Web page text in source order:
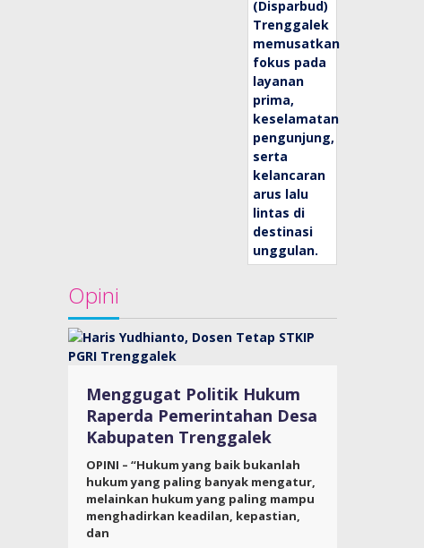
Opini
Menggugat Politik Hukum
Raperda Pemerintahan Desa
Kabupaten Trenggalek
OPINI – “Hukum yang baik bukanlah
hukum yang paling banyak mengatur,
melainkan hukum yang paling mampu
menghadirkan keadilan, kepastian,
dan